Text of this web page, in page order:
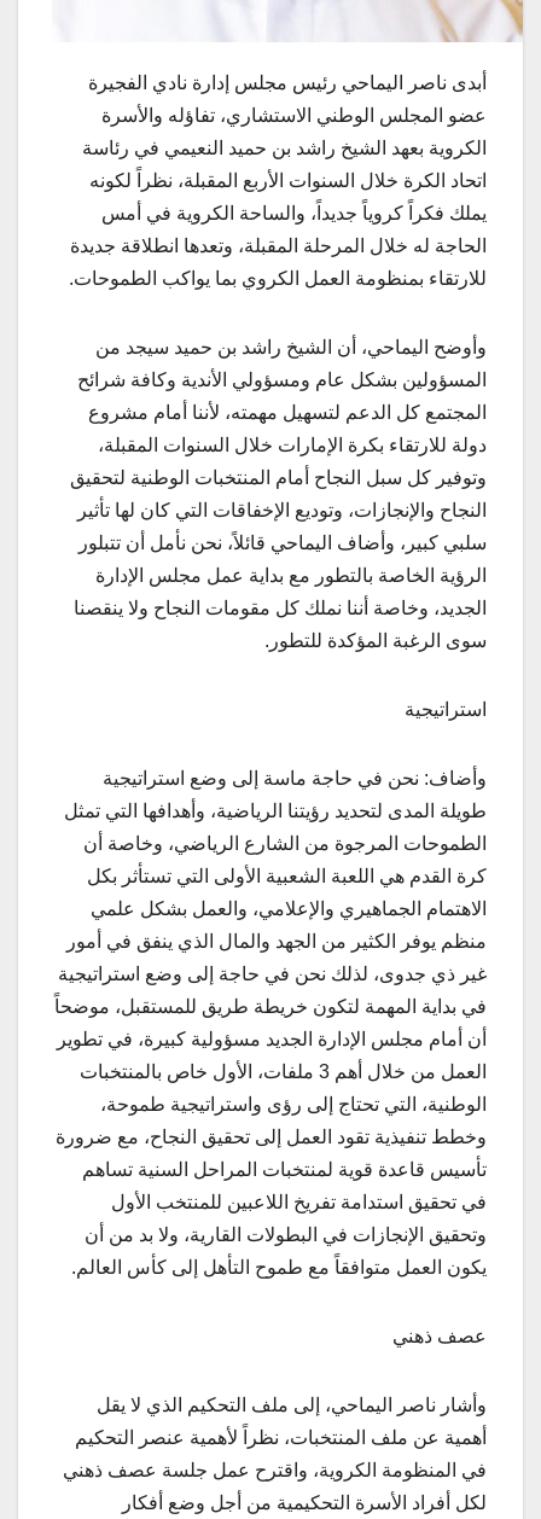
أبدى ناصر اليماحي رئيس مجلس إدارة نادي الفجيرة
عضو المجلس الوطني الاستشاري، تفاؤله والأسرة
الكروية بعهد الشيخ راشد بن حميد النعيمي في رئاسة
اتحاد الكرة خلال السنوات الأربع المقبلة، نظراً لكونه
يملك فكراً كروياً جديداً، والساحة الكروية في أمس
الحاجة له خلال المرحلة المقبلة، وتعدها انطلاقة جديدة
للارتقاء بمنظومة العمل الكروي بما يواكب الطموحات.
وأوضح اليماحي، أن الشيخ راشد بن حميد سيجد من
المسؤولين بشكل عام ومسؤولي الأندية وكافة شرائح
المجتمع كل الدعم لتسهيل مهمته، لأننا أمام مشروع
دولة للارتقاء بكرة الإمارات خلال السنوات المقبلة،
وتوفير كل سبل النجاح أمام المنتخبات الوطنية لتحقيق
النجاح والإنجازات، وتوديع الإخفاقات التي كان لها تأثير
سلبي كبير، وأضاف اليماحي قائلاً، نحن نأمل أن تتبلور
الرؤية الخاصة بالتطور مع بداية عمل مجلس الإدارة
الجديد، وخاصة أننا نملك كل مقومات النجاح ولا ينقصنا
سوى الرغبة المؤكدة للتطور.
استراتيجية
وأضاف: نحن في حاجة ماسة إلى وضع استراتيجية
طويلة المدى لتحديد رؤيتنا الرياضية، وأهدافها التي تمثل
الطموحات المرجوة من الشارع الرياضي، وخاصة أن
كرة القدم هي اللعبة الشعبية الأولى التي تستأثر بكل
الاهتمام الجماهيري والإعلامي، والعمل بشكل علمي
منظم يوفر الكثير من الجهد والمال الذي ينفق في أمور
غير ذي جدوى، لذلك نحن في حاجة إلى وضع استراتيجية
في بداية المهمة لتكون خريطة طريق للمستقبل، موضحاً
أن أمام مجلس الإدارة الجديد مسؤولية كبيرة، في تطوير
العمل من خلال أهم 3 ملفات، الأول خاص بالمنتخبات
الوطنية، التي تحتاج إلى رؤى واستراتيجية طموحة،
وخطط تنفيذية تقود العمل إلى تحقيق النجاح، مع ضرورة
تأسيس قاعدة قوية لمنتخبات المراحل السنية تساهم
في تحقيق استدامة تفريخ اللاعبين للمنتخب الأول
وتحقيق الإنجازات في البطولات القارية، ولا بد من أن
يكون العمل متوافقاً مع طموح التأهل إلى كأس العالم.
عصف ذهني
وأشار ناصر اليماحي، إلى ملف التحكيم الذي لا يقل
أهمية عن ملف المنتخبات، نظراً لأهمية عنصر التحكيم
في المنظومة الكروية، واقترح عمل جلسة عصف ذهني
لكل أفراد الأسرة التحكيمية من أجل وضع أفكار